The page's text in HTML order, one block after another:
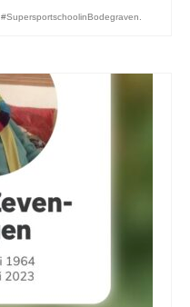
#SupersportschoolinBodegraven.